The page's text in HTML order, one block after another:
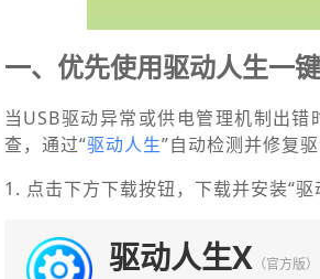
一、优先使用驱动人生一
当USB驱动异常或供电管理机制出
查，通过“驱动人生”自动检测并修复
1. 点击下方下载按钮，下载并安装“驱
驱动人生X （官方版）